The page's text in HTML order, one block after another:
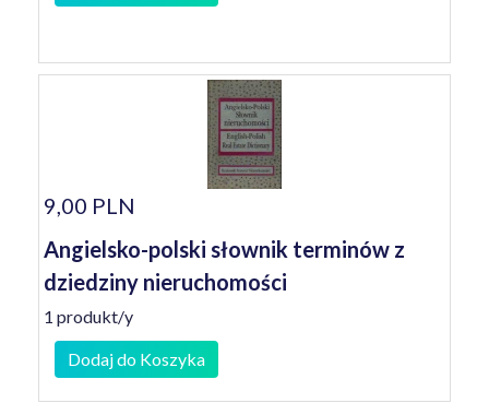
9,00 PLN
Angielsko-polski słownik terminów z
dziedziny nieruchomości
1 produkt/y
Dodaj do Koszyka